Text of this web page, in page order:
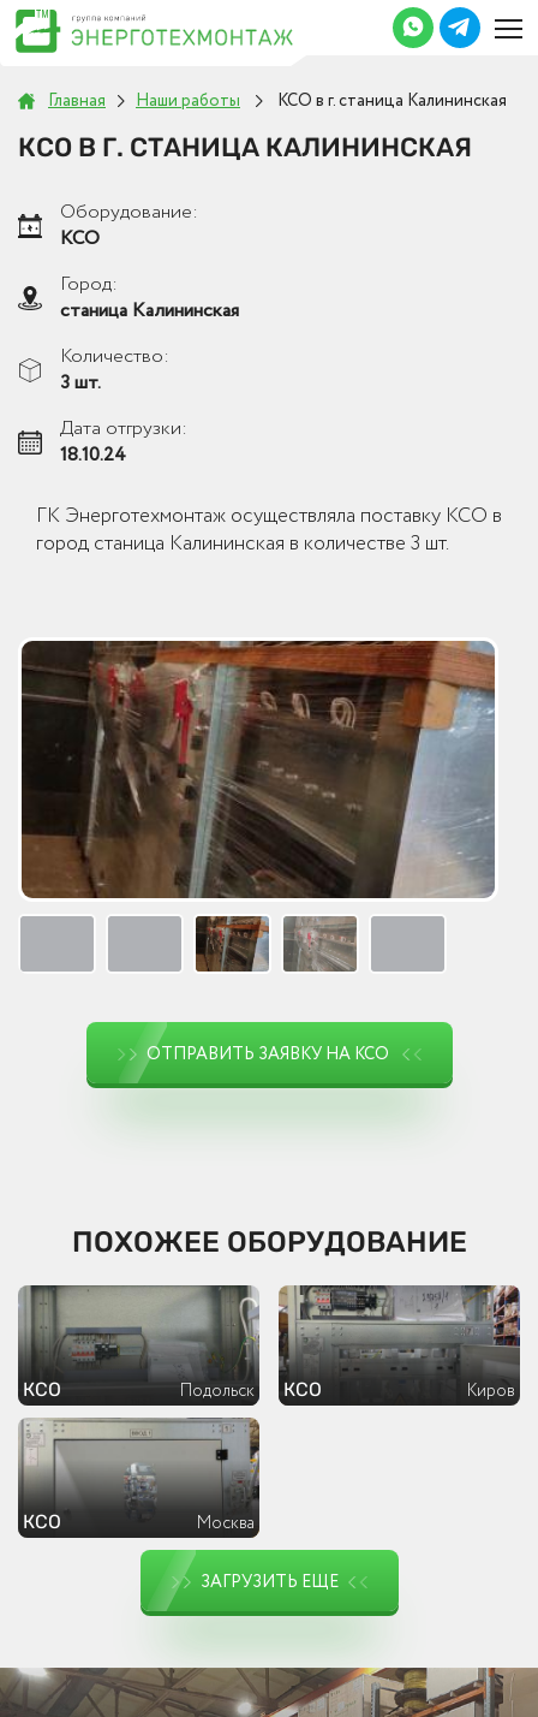
Главная Наши работы КСО в г. станица Калининская
КСО В Г. СТАНИЦА КАЛИНИНСКАЯ
Оборудование:
КСО
Город:
станица Калининская
Количество:
3 шт.
Дата отгрузки:
18.10.24
ГК Энерготехмонтаж осуществляла поставку КСО в
город станица Калининская в количестве 3 шт.
ОТПРАВИТЬ ЗАЯВКУ НА КСО
ПОХОЖЕЕ ОБОРУДОВАНИЕ
КСО Подольск КСО Киров
КСО Москва
ЗАГРУЗИТЬ ЕЩЕ